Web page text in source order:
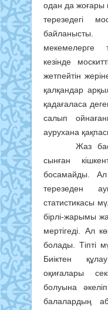
одан да жоғары
терезедегі
мекемелерге
кезінде
жетпейтін
қалқандар
қадағаласа
салып
аурухана
Жаз
сынған
босамайды.
терезеден
статистикасы
бірлі-жарымы
мертігеді. Ал
болады. Тіпті
Биіктен
оқиғалары
болуына
балалардың